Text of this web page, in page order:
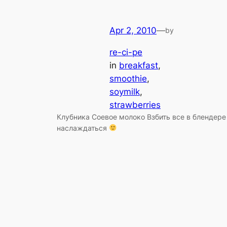
Apr 2, 2010—by
re-ci-pe
in breakfast
smoothie
soymilk
strawberries
Клубника Соевое молоко Взбить все в
наслаждаться